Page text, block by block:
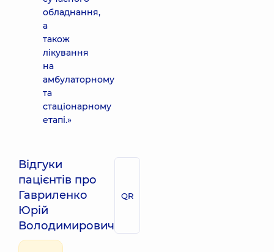
обладнання,
а
також
лікування
на
амбулаторному
та
стаціонарному
етапі.»
Відгуки
пацієнтів про
Гавриленко
Юрій
Володимирович
QR